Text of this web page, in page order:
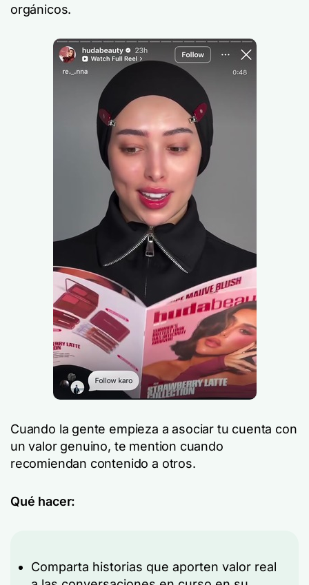
orgánicos.
Cuando la gente empieza a asociar tu cuenta con
un valor genuino, te mention cuando
recomiendan contenido a otros.
Qué hacer:
Comparta historias que aporten valor real